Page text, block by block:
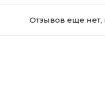
Отзывов еще